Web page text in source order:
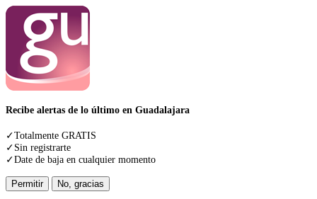
Recibe alertas de lo último en Guadalajara
✓Totalmente GRATIS
✓Sin registrarte
✓Date de baja en cualquier momento
Permitir No, gracias